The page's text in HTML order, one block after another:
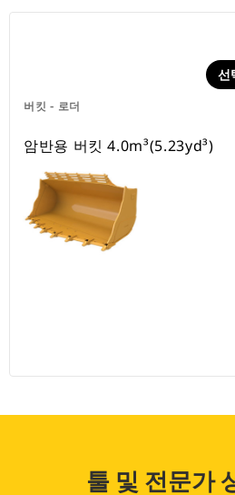
버킷 - 로더
선
암반용 버킷 4.0m³(5.23yd³)
툴 및 전문가